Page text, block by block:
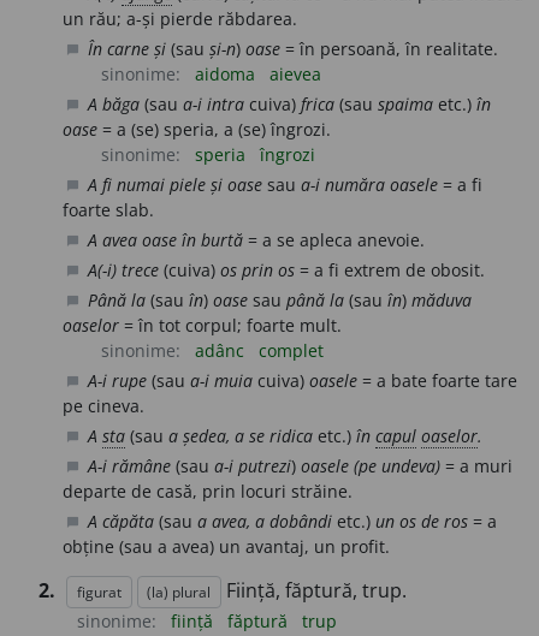
un rău; a-și pierde răbdarea.
chat_bubble În carne și (sauși-n)oase = în persoană, în realitate.
sinonime:
aidoma aievea
chat_bubble A băga (saua-i intra cuiva) frica (sauspaima etc.)în
oase = a (se) speria, a (se) îngrozi.
sinonime:
speria îngrozi
chat_bubble A fi numai piele și oase saua-i număra oasele = a fi
foarte slab.
chat_bubble A avea oase în burtă = a se apleca anevoie.
chat_bubble A(-i) trece (cuiva)os prin os = a fi extrem de obosit.
chat_bubble Până la (sauîn)oase saupână la (sauîn)măduva
oaselor = în tot corpul; foarte mult.
sinonime:
adânc complet
chat_bubble A-i rupe (saua-i muia cuiva)oasele = a bate foarte tare
pe cineva.
chat_bubble Asta (saua ședea, a se ridica etc.)încapul oaselor.
chat_bubble A-i rămâne (saua-i putrezi)oasele (pe undeva) = a muri
departe de casă, prin locuri străine.
chat_bubble A căpăta (saua avea, a dobândi etc.)un os de ros = a
obține (sau a avea) un avantaj, un profit.
2. figurat (la) plural Ființă, făptură, trup.
sinonime: ființă făptură
trup